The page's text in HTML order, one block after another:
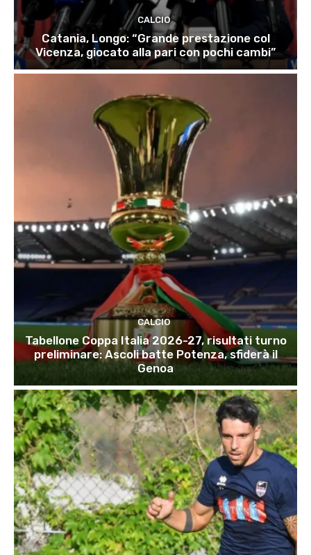
CALCIO
Catania, Longo: “Grande prestazione col
Vicenza, giocato alla pari con pochi cambi”
CALCIO
Tabellone Coppa Italia 2026-27, risultati turno
preliminare: Ascoli batte Potenza, sfiderà il
Genoa